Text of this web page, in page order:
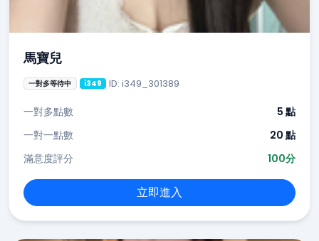
馬寶兒
一對多等待中 i349 ID: i349_301389
一對多點數
5 點
一對一點數
20 點
滿意度評分
100分
立即進入